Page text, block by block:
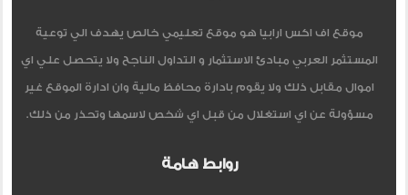
موقع اف اكس ارابيا هو موقع تعليمي خالص يهدف الي توعية
المستثمر العربي مبادئ الاستثمار و التداول الناجح ولا يتحصل علي اي
اموال مقابل ذلك ولا يقوم بادارة محافظ مالية وان ادارة الموقع غير
مسؤولة عن اي استغلال من قبل اي شخص لاسمها وتحذر من ذلك.
روابط هامة